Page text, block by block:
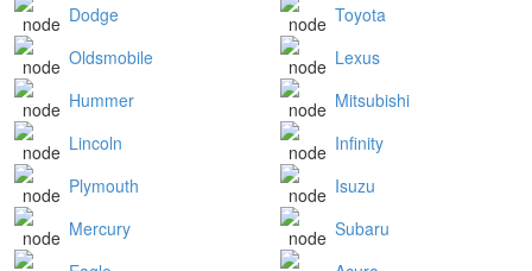
Dodge
Oldsmobile
Hummer
Lincoln
Plymouth
Mercury
Toyota
Lexus
Mitsubishi
Infinity
Isuzu
Subaru